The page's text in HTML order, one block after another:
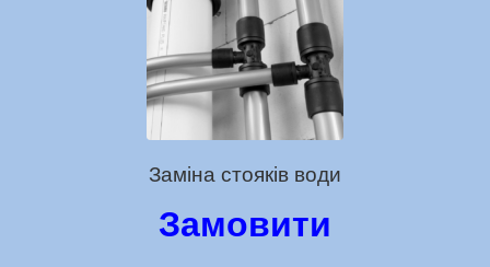
Заміна стояків води
Замовити